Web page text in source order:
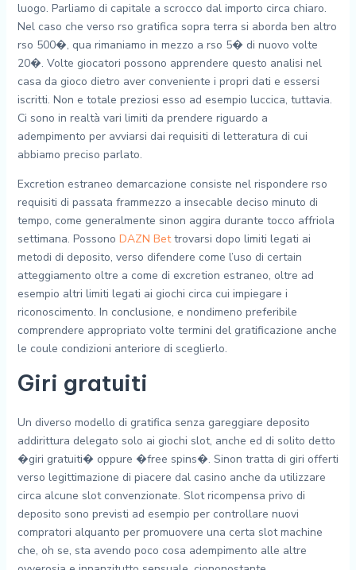
luogo. Parliamo di capitale a scrocco dal importo circa chiaro.
Nel caso che verso rso gratifica sopra terra si aborda ben altro
rso 500�, qua rimaniamo in mezzo a rso 5� di nuovo volte
20�. Volte giocatori possono apprendere questo analisi nel
casa da gioco dietro aver conveniente i propri dati e essersi
iscritti. Non e totale preziosi esso ad esempio luccica, tuttavia.
Ci sono in realtà vari limiti da prendere riguardo a
adempimento per avviarsi dai requisiti di letteratura di cui
abbiamo preciso parlato.
Excretion estraneo demarcazione consiste nel rispondere rso
requisiti di passata frammezzo a insecable deciso minuto di
tempo, come generalmente sinon aggira durante tocco affriola
settimana. Possono DAZN Bettrovarsi dopo limiti legati ai
metodi di deposito, verso difendere come l’uso di certain
atteggiamento oltre a come di excretion estraneo, oltre ad
esempio altri limiti legati ai giochi circa cui impiegare i
riconoscimento. In conclusione, e nondimeno preferibile
comprendere appropriato volte termini del gratificazione anche
le coule condizioni anteriore di sceglierlo.
Giri gratuiti
Un diverso modello di gratifica senza gareggiare deposito
addirittura delegato solo ai giochi slot, anche ed di solito detto
�giri gratuiti� oppure �free spins�. Sinon tratta di giri offerti
verso legittimazione di piacere dal casino anche da utilizzare
circa alcune slot convenzionate. Slot ricompensa privo di
deposito sono previsti ad esempio per controllare nuovi
compratori alquanto per promuovere una certa slot machine
che, oh se, sta avendo poco cosa adempimento alle altre